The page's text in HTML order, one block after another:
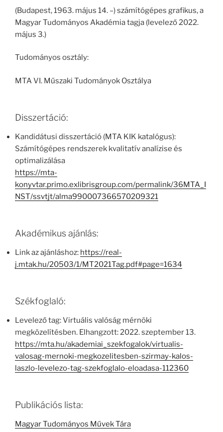
(Budapest, 1963. május 14. –) számítógépes grafikus, a
Magyar Tudományos Akadémia tagja (levelező 2022.
május 3.)
Tudományos osztály:
MTA VI. Műszaki Tudományok Osztálya
Disszertáció:
Kandidátusi disszertáció (MTA KIK katalógus):
Számítógépes rendszerek kvalitatív analízise és
optimalizálása
https://mta-
konyvtar.primo.exlibrisgroup.com/permalink/36MTA_I
NST/ssvtjt/alma990007366570209321
Akadémikus ajánlás:
Link az ajánláshoz: https://real-
j.mtak.hu/20503/1/MT2021Tag.pdf#page=1634
Székfoglaló:
Levelező tag: Virtuális valóság mérnöki
megközelítésben. Elhangzott: 2022. szeptember 13.
https://mta.hu/akademiai_szekfogalok/virtualis-
valosag-mernoki-megkozelitesben-szirmay-kalos-
laszlo-levelezo-tag-szekfoglalo-eloadasa-112360
Publikációs lista:
Magyar Tudományos Művek Tára